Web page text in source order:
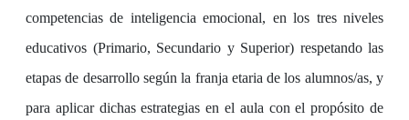
competencias de inteligencia emocional, en los tres niveles
educativos (Primario, Secundario y Superior) respetando las
etapas de desarrollo según la franja etaria de los alumnos/as, y
para aplicar dichas estrategias en el aula con el propósito de